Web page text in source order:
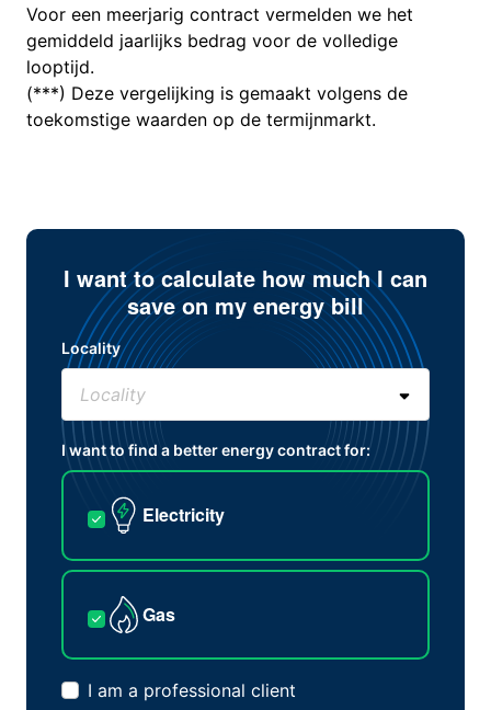
Voor een meerjarig contract vermelden we het
gemiddeld jaarlijks bedrag voor de volledige
looptijd.
(***) Deze vergelijking is gemaakt volgens de
toekomstige waarden op de termijnmarkt.
I want to calculate how much I can
save on my energy bill
Locality
I want to find a better energy contract for:
Electricity
Gas
I am a professional client